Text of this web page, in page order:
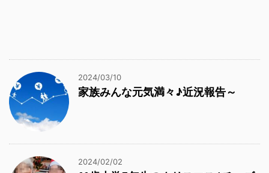
2024/03/10
家族みんな元気満々♪近況報告～
2024/02/02